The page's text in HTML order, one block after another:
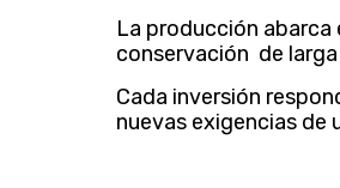
La producción
conservación de
Cada inversión
nuevas exigencias de